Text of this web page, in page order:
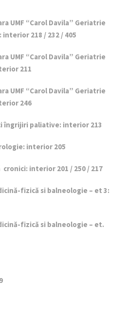
UMF “Carol Davila” Geriatrie
218 / 232 / 405
UMF “Carol Davila” Geriatrie
211
UMF “Carol Davila” Geriatrie
246
îngrijiri paliative: interior 213
interior 205
interior 201 / 250 / 217
fizică si balneologie – et 3:
fizică si balneologie – et.